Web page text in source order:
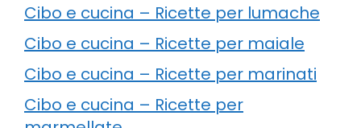
Cibo e cucina – Ricette per lumache
Cibo e cucina – Ricette per maiale
Cibo e cucina – Ricette per marinati
Cibo e cucina – Ricette per